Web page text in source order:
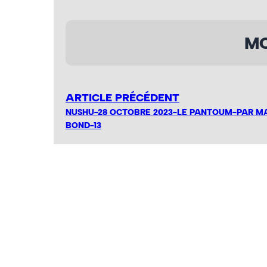
ARTICLE PRÉCÉDENT
NUSHU-28 OCTOBRE 2023-LE PANTOUM-PAR
BOND-13